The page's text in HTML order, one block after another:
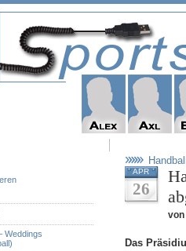
Weddings
APR
26
von
Das